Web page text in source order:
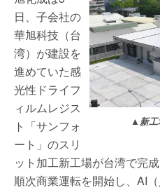
▲新工
日、子会社の
華旭科技（台
湾）が建設を
進めていた感
光性ドライフ
ィルムレジス
ト「サンフォ
ート」のスリ
ット加工新工場が台湾で完
順次商業運転を開始し、AI